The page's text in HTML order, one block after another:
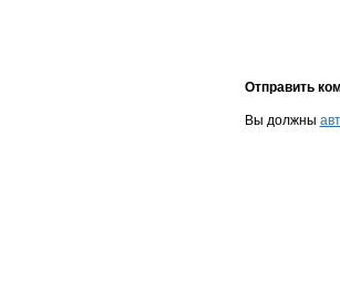
Отправить
Вы должны